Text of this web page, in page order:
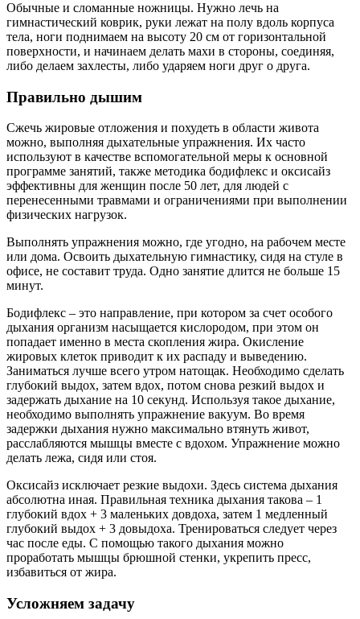
Обычные и сломанные ножницы. Нужно лечь на
гимнастический коврик, руки лежат на полу вдоль корпуса
тела, ноги поднимаем на высоту 20 см от горизонтальной
поверхности, и начинаем делать махи в стороны, соединяя,
либо делаем захлесты, либо ударяем ноги друг о друга.
Правильно дышим
Сжечь жировые отложения и похудеть в области живота
можно, выполняя дыхательные упражнения. Их часто
используют в качестве вспомогательной меры к основной
программе занятий, также методика бодифлекс и оксисайз
эффективны для женщин после 50 лет, для людей с
перенесенными травмами и ограничениями при выполнении
физических нагрузок.
Выполнять упражнения можно, где угодно, на рабочем месте
или дома. Освоить дыхательную гимнастику, сидя на стуле в
офисе, не составит труда. Одно занятие длится не больше 15
минут.
Бодифлекс – это направление, при котором за счет особого
дыхания организм насыщается кислородом, при этом он
попадает именно в места скопления жира. Окисление
жировых клеток приводит к их распаду и выведению.
Заниматься лучше всего утром натощак. Необходимо сделать
глубокий выдох, затем вдох, потом снова резкий выдох и
задержать дыхание на 10 секунд. Используя такое дыхание,
необходимо выполнять упражнение вакуум. Во время
задержки дыхания нужно максимально втянуть живот,
расслабляются мышцы вместе с вдохом. Упражнение можно
делать лежа, сидя или стоя.
Оксисайз исключает резкие выдохи. Здесь система дыхания
абсолютна иная. Правильная техника дыхания такова – 1
глубокий вдох + 3 маленьких довдоха, затем 1 медленный
глубокий выдох + 3 довыдоха. Тренироваться следует через
час после еды. С помощью такого дыхания можно
проработать мышцы брюшной стенки, укрепить пресс,
избавиться от жира.
Усложняем задачу